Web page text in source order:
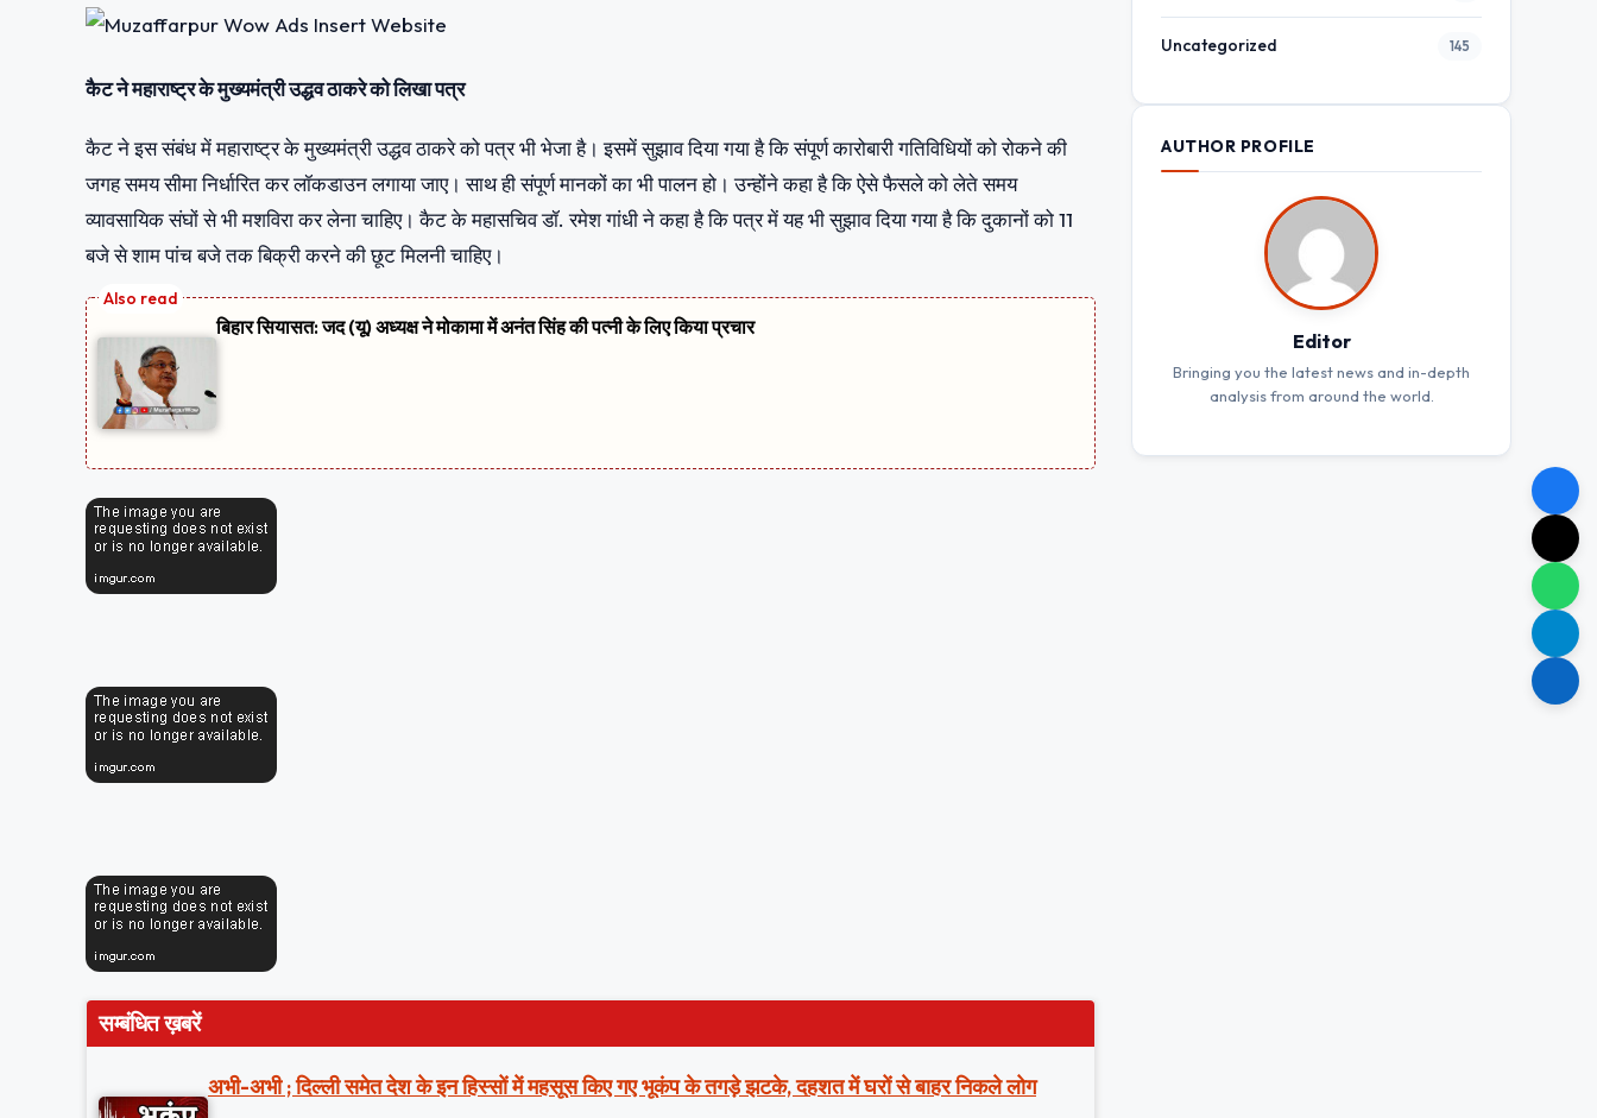
कैट ने महाराष्ट्र के मुख्यमंत्री उद्धव ठाकरे को लिखा पत्र
कैट ने इस संबंध में महाराष्ट्र के मुख्यमंत्री उद्धव ठाकरे को पत्र भी भेजा है। इसमें सुझाव दिया गया है कि संपूर्ण कारोबारी गतिविधियों को रोकने की
जगह समय सीमा निर्धारित कर लॉकडाउन लगाया जाए। साथ ही संपूर्ण मानकों का भी पालन हो। उन्होंने कहा है कि ऐसे फैसले को लेते समय
व्यावसायिक संघों से भी मशविरा कर लेना चाहिए। कैट के महासचिव डॉ. रमेश गांधी ने कहा है कि पत्र में यह भी सुझाव दिया गया है कि दुकानों को 11
बजे से शाम पांच बजे तक बिक्री करने की छूट मिलनी चाहिए।
बिहार सियासत: जद (यू) अध्यक्ष ने मोकामा में अनंत सिंह की पत्नी के लिए किया प्रचार
सम्बंधित ख़बरें
अभी-अभी ; दिल्ली समेत देश के इन हिस्सों में महसूस किए गए भूकंप के तगड़े झटके, दहशत में घरों से बाहर निकले लोग
Uncategorized 145
AUTHOR PROFILE
Editor
Bringing you the latest news and in-depth
analysis from around the world.